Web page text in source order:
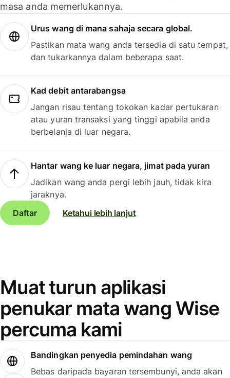
masa anda memerlukannya.
Urus wang di mana sahaja secara global.
Pastikan mata wang anda tersedia di satu tempat,
dan tukarkannya dalam beberapa saat.
Kad debit antarabangsa
Jangan risau tentang tokokan kadar pertukaran
atau yuran transaksi yang tinggi apabila anda
berbelanja di luar negara.
Hantar wang ke luar negara, jimat pada yuran
Jadikan wang anda pergi lebih jauh, tidak kira
jaraknya.
Daftar
Ketahui lebih lanjut
Muat turun aplikasi
penukar mata wang Wise
percuma kami
Bandingkan penyedia pemindahan wang
Bebas daripada bayaran tersembunyi, anda akan